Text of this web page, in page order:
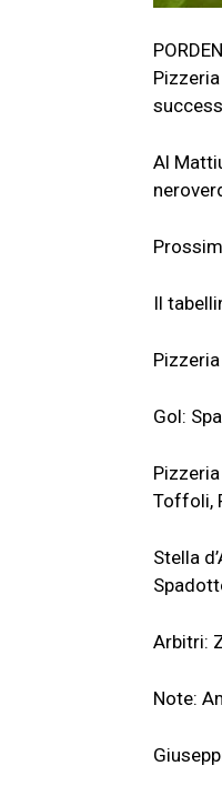
Al
Il
Gol:
Toffoli,
Stella
Arbitri:
Note: